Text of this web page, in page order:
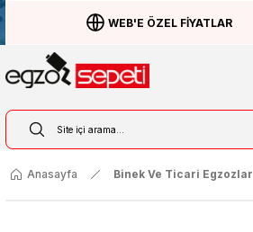
WEB'E ÖZEL FİYATLAR
Anasayfa Binek Ve Ticari Egzozlar